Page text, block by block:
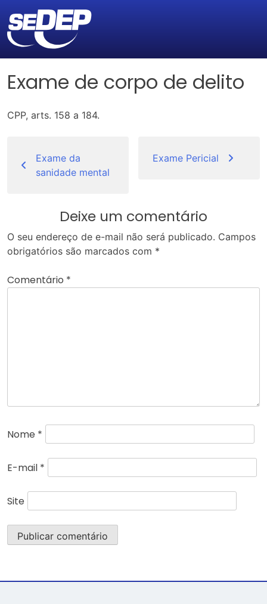
Exame de corpo de delito
CPP, arts. 158 a 184.
de
Post
Exame da
sanidade mental
Exame Pericial
Deixe um comentário
O seu endereço de e-mail não será publicado. Campos
obrigatórios são marcados com *
Comentário *
Nome *
E-mail *
Site